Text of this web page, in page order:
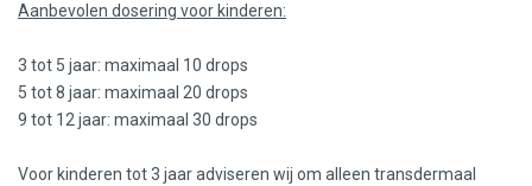
Aanbevolen dosering voor kinderen:
3 tot 5 jaar: maximaal 10 drops
5 tot 8 jaar: maximaal 20 drops
9 tot 12 jaar: maximaal 30 drops
Voor kinderen tot 3 jaar adviseren wij om alleen transdermaal